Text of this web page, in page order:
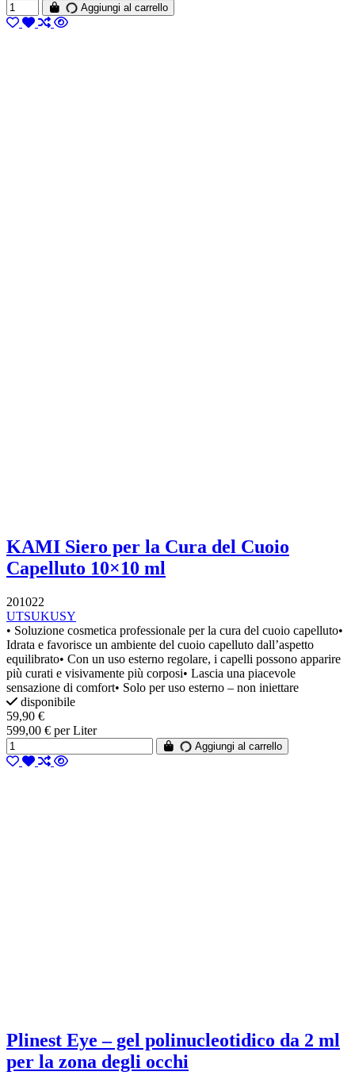
Aggiungi al carrello
KAMI Siero per la Cura del Cuoio
Capelluto 10×10 ml
201022
UTSUKUSY
• Soluzione cosmetica professionale per la cura del cuoio capelluto•
Idrata e favorisce un ambiente del cuoio capelluto dall’aspetto
equilibrato• Con un uso esterno regolare, i capelli possono apparire
più curati e visivamente più corposi• Lascia una piacevole
sensazione di comfort• Solo per uso esterno – non iniettare
disponibile
59,90 €
599,00 € per Liter
Aggiungi al carrello
Plinest Eye – gel polinucleotidico da 2 ml
per la zona degli occhi